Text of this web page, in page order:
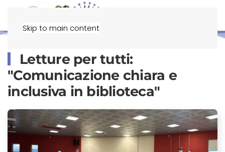
Skip to main content
Letture per tutti:
"Comunicazione chiara e
inclusiva in biblioteca"